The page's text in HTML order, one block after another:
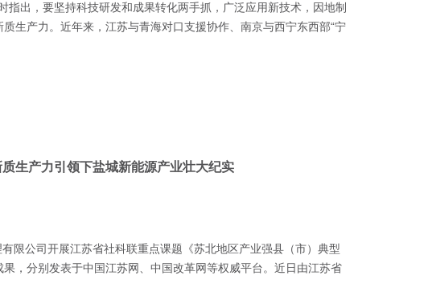
出，要坚持科技研发和成果转化两手抓，广泛应用新技术，因地制
生产力。近年来，江苏与青海对口支援协作、南京与西宁东西部“宁
生产力引领下盐城新能源产业壮大纪实
限公司开展江苏省社科联重点课题《苏北地区产业强县（市）典型
，分别发表于中国江苏网、中国改革网等权威平台。近日由江苏省